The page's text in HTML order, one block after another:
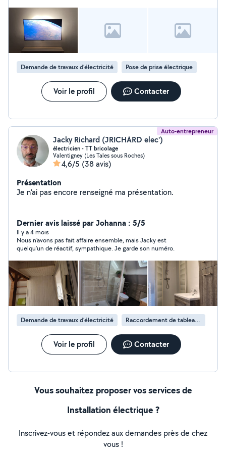
Demande de travaux d’électricité Pose de prise électrique
Voir le profil Contacter
Auto-entrepreneur
Jacky Richard (JRICHARD elec')
électricien - TT bricolage
Valentigney (Les Tales sous Roches)
4,6/5 (38 avis)
Présentation
Je n'ai pas encore renseigné ma présentation.
Dernier avis laissé par Johanna : 5/5
Il y a 4 mois
Nous n'avons pas fait affaire ensemble, mais Jacky est
quelqu'un de réactif, sympathique. Je garde son numéro.
Demande de travaux d’électricité Raccordement de tableau électrique
Voir le profil Contacter
Vous souhaitez proposer vos services de
Installation électrique ?
Inscrivez-vous et répondez aux demandes près de chez
vous !